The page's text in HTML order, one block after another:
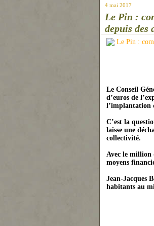
4 mai 2017
Le Pin :
depuis des
Le Conseil
d’euros de
l’implantation
C’est la
laisse une
collectivité.
Avec le million
moyens
Jean-Jacques
habitants au